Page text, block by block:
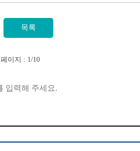
페이지 : 1/10